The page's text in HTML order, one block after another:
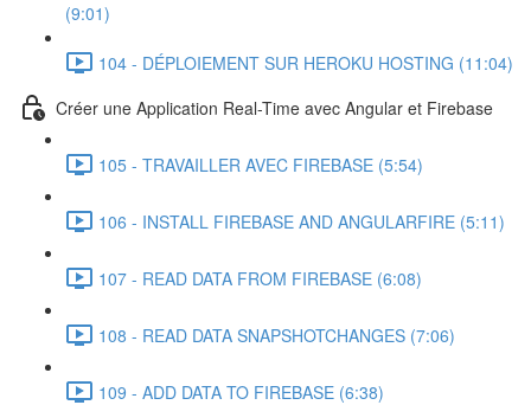
(9:01)
104 - DÉPLOIEMENT SUR HEROKU HOSTING (11:04)
Créer une Application Real-Time avec Angular et Firebase
105 - TRAVAILLER AVEC FIREBASE (5:54)
106 - INSTALL FIREBASE AND ANGULARFIRE (5:11)
107 - READ DATA FROM FIREBASE (6:08)
108 - READ DATA SNAPSHOTCHANGES (7:06)
109 - ADD DATA TO FIREBASE (6:38)